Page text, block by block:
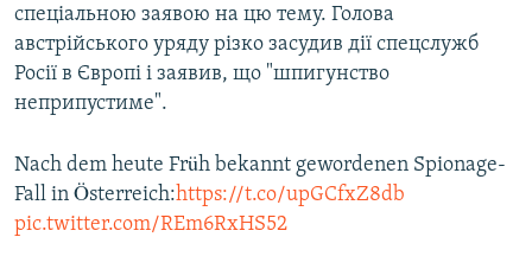
спеціальною заявою на цю тему. Голова
австрійського уряду різко засудив дії спецслужб
Росії в Європі і заявив, що "шпигунство
неприпустиме".
Nach dem heute Früh bekannt gewordenen Spionage-
Fall in Österreich:https://t.co/upGCfxZ8db
pic.twitter.com/REm6RxHS52